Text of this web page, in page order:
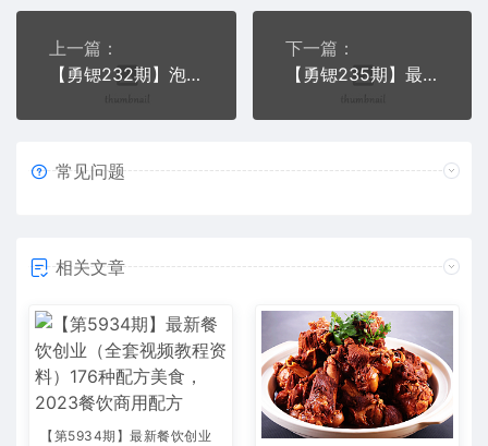
上一篇：
【勇锶232期】泡椒凤爪配方 水晶鸡爪制作技术 酸辣萝卜文字配方资料 小吃技术
下一篇：
【勇锶235期】最全奶茶技术配方大全/奶茶做法 /饮料资料小吃技术
常见问题
相关文章
【第5934期】最新餐饮创业